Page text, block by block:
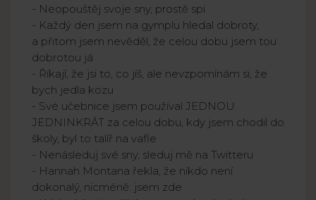
- Neopouštěj svoje sny, prostě spi
- Každý den jsem na gymplu hledal dobroty,
a přitom jsem nevěděl, že celou dobu jsem tou
dobrotou já
- Říkají, že jsi to, co jíš, ale nevzpomínám si, že
bych jedla kozu
- Své učebnice jsem používal JEDNOU
JEDNINKRÁT za celou dobu, kdy jsem chodil do
školy, byl to talíř na vafle
- Nenásleduj své sny, sleduj mě na Twitteru
- Hannah Montana řekla, že nikdo není
dokonalý, nicméně: jsem zde